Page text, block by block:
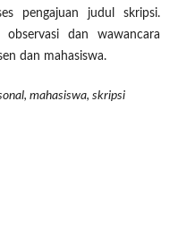
pengajuan judul skripsi.
dan wawancara
dan mahasiswa.
mahasiswa, skripsi